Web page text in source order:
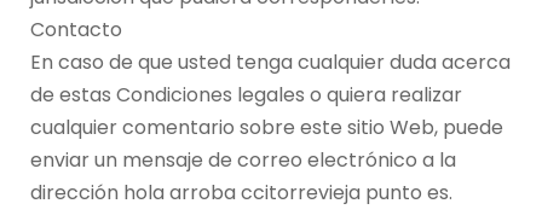
Contacto
En caso de que usted tenga cualquier duda acerca
de estas Condiciones legales o quiera realizar
cualquier comentario sobre este sitio Web, puede
enviar un mensaje de correo electrónico a la
dirección hola arroba ccitorrevieja punto es.